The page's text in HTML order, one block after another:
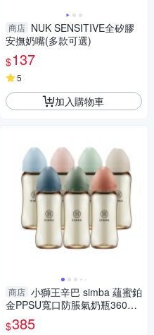
商店 NUK SENSITIVE全矽膠
安撫奶嘴(多款可選)
$137
5
加入購物車
商店 小獅王辛巴 simba 蘊蜜鉑
金PPSU寬口防脹氣奶瓶360ml
(十字孔)多色可選
$385